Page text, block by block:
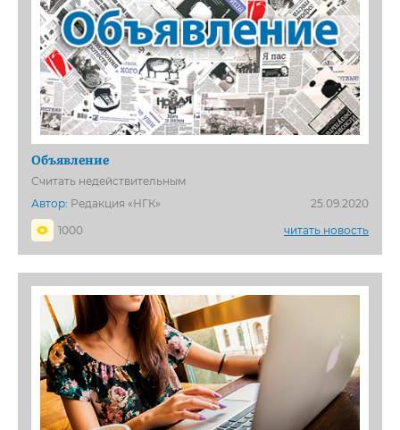
Объявление
Считать недействительным
Автор: Редакция «НГК»
25.09.2020
1000
читать новость